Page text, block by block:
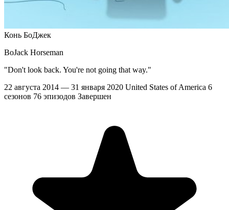
Конь БоДжек
BoJack Horseman
"Don't look back. You're not going that way."
22 августа 2014 — 31 января 2020 United States of America 6
сезонов 76 эпизодов Завершен